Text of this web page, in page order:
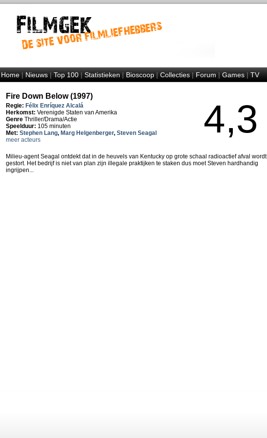
Home|Nieuws|Top 100|Statistieken|Bioscoop|Collecties|Forum|Games|TV
Fire Down Below (1997)
Regie: Félix Enríquez Alcalá
Herkomst: Verenigde Staten van Amerika
Genre Thriller/Drama/Actie
Speelduur: 105 minuten
Met: Stephen Lang, Marg Helgenberger, Steven Seagal
meer acteurs
4,3
Milieu-agent Seagal ontdekt dat in de heuvels van Kentucky op grote schaal radioactief afval wordt
gestort. Het bedrijf is niet van plan zijn illegale praktijken te staken dus moet Steven hardhandig
ingrijpen...